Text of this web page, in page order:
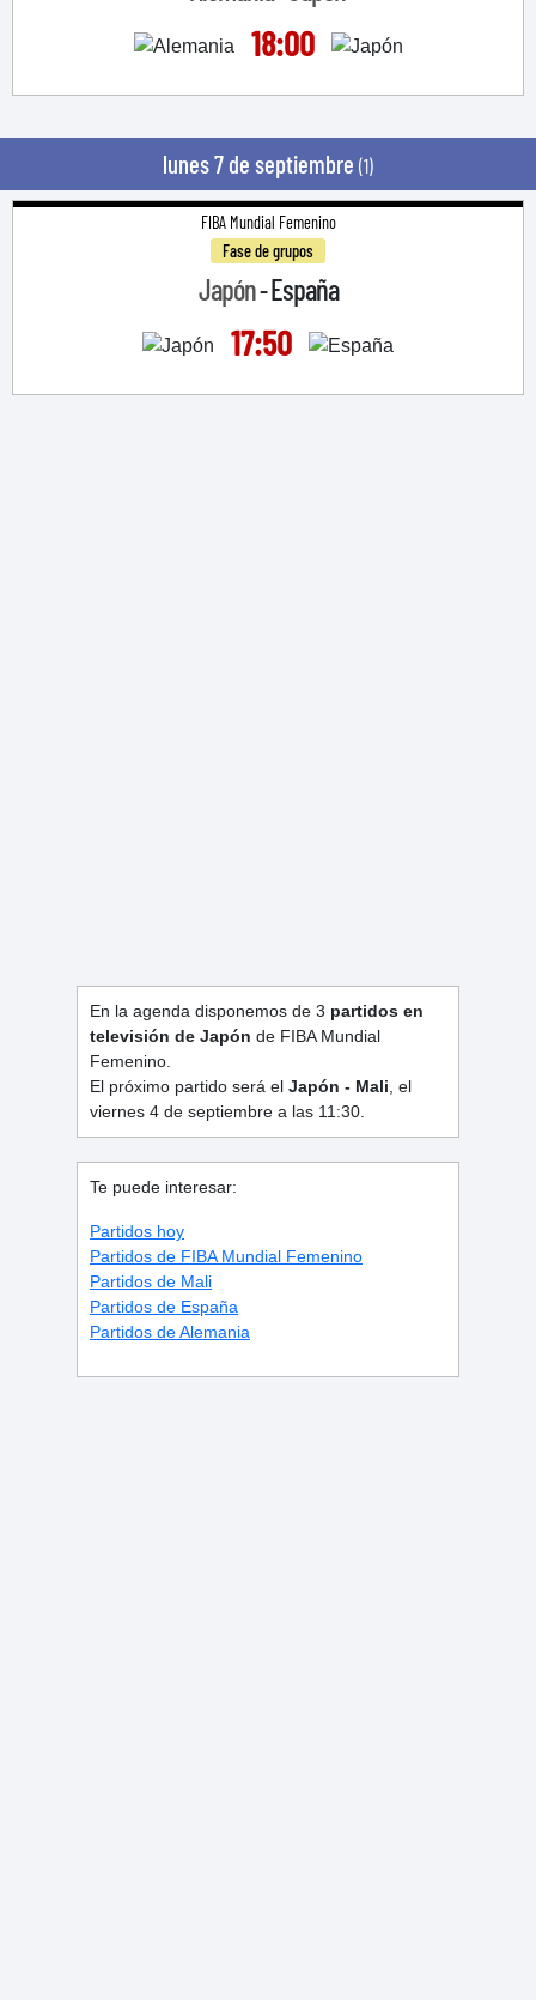
18:00
lunes 7 de septiembre (1)
FIBA Mundial Femenino
Fase de grupos
Japón-España
17:50
En la agenda disponemos de 3 partidos en
televisión de Japón de FIBA Mundial
Femenino.
El próximo partido será el Japón - Mali, el
viernes 4 de septiembre a las 11:30.
Te puede interesar:
Partidos hoy
Partidos de FIBA Mundial Femenino
Partidos de Mali
Partidos de España
Partidos de Alemania